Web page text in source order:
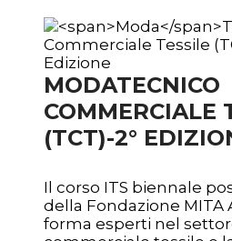
MODATECNICO
COMMERCIALE
(TCT)-2°
Il corso ITS biennale
della Fondazione MITA
forma esperti nel